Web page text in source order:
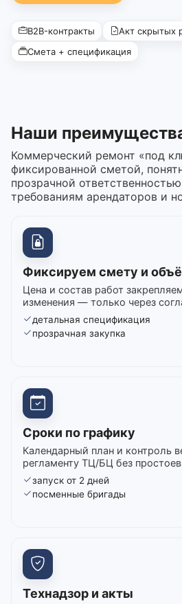
B2B-контракты
Акт скрытых
Смета + спецификация
Наши
Коммерческий ремонт «под
фиксированной сметой,
прозрачной
требованиям арендаторов и
Фиксируем смету и
Цена и состав работ
изменения — только через
детальная спецификация
прозрачная закупка
Сроки по графику
Календарный план и контроль
регламенту ТЦ/БЦ без
запуск от 2 дней
посменные бригады
Технадзор и акты